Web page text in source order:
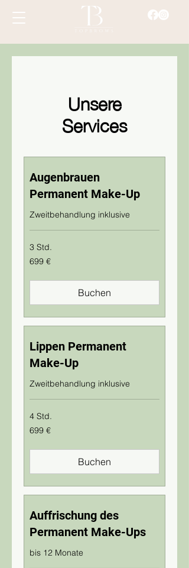
Unsere
Services
Augenbrauen
Permanent Make-Up
Zweitbehandlung inklusive
3 Std.
699
Euro
699 €
Buchen
Lippen Permanent
Make-Up
Zweitbehandlung inklusive
4 Std.
699
Euro
699 €
Buchen
Auffrischung des
Permanent Make-Ups
bis 12 Monate